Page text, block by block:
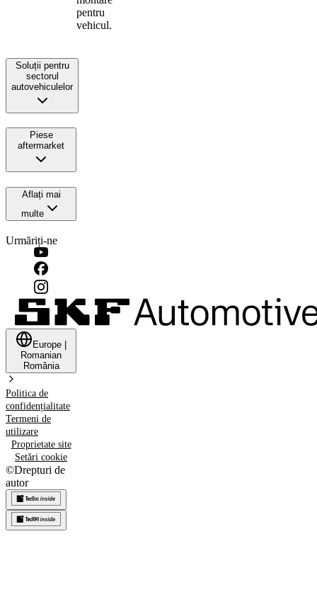
pentru
vehicul.
Soluții pentru
sectorul
autovehiculelor
Piese
aftermarket
Aflați mai
multe
Urmăriți-ne
Europe
Romanian
România
Politica de
confidențialitate
Termeni de
utilizare
Proprietate site
Setări cookie
©Drepturi de
autor